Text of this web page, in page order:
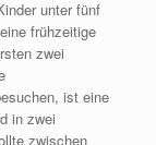
unter fünf
frühzeitige
zwei
ist eine
in zwei
zwischen